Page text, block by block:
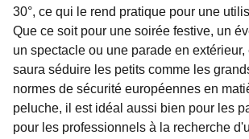
30°, ce qui le rend pratique pour une
Que ce soit pour une soirée festive, un
un spectacle ou une parade en extérieur,
saura séduire les petits comme les
normes de sécurité européennes en
peluche, il est idéal aussi bien pour les
pour les professionnels à la recherche